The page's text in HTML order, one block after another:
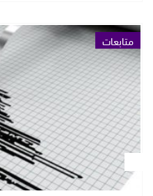
متابعات